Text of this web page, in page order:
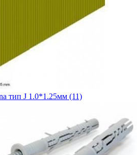
тип J 1.0*1.25мм (11)